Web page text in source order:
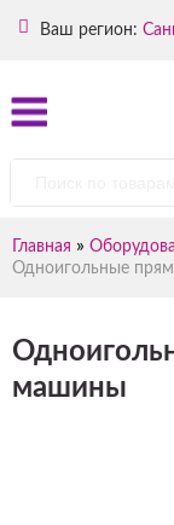
Ваш регион:
Главная »
Одноигольные
машины